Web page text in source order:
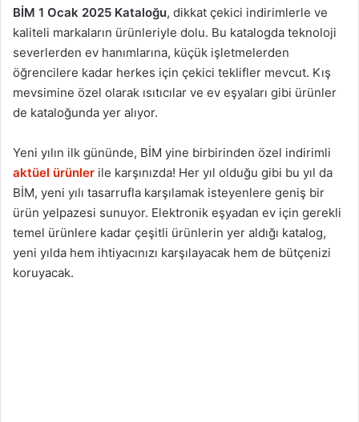
BİM 1 Ocak 2025 Kataloğu, dikkat çekici indirimlerle ve
kaliteli markaların ürünleriyle dolu. Bu katalogda teknoloji
severlerden ev hanımlarına, küçük işletmelerden
öğrencilere kadar herkes için çekici teklifler mevcut. Kış
mevsimine özel olarak ısıtıcılar ve ev eşyaları gibi ürünler
de kataloğunda yer alıyor.
Yeni yılın ilk gününde, BİM yine birbirinden özel indirimli
aktüel ürünler ile karşınızda! Her yıl olduğu gibi bu yıl da
BİM, yeni yılı tasarrufla karşılamak isteyenlere geniş bir
ürün yelpazesi sunuyor. Elektronik eşyadan ev için gerekli
temel ürünlere kadar çeşitli ürünlerin yer aldığı katalog,
yeni yılda hem ihtiyacınızı karşılayacak hem de bütçenizi
koruyacak.